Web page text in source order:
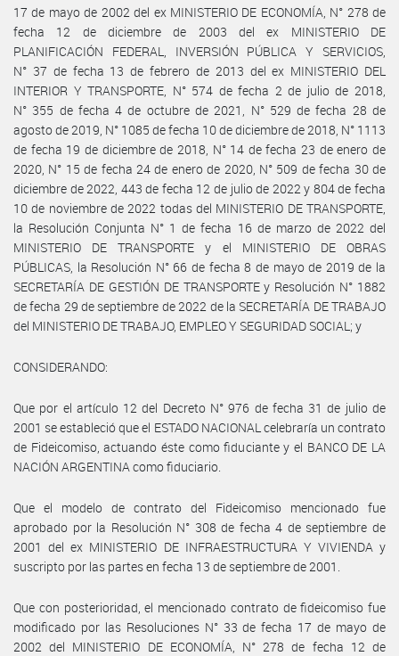
17 de mayo de 2002 del ex MINISTERIO DE ECONOMÍA, N° 278 de
fecha 12 de diciembre de 2003 del ex MINISTERIO DE
PLANIFICACIÓN FEDERAL, INVERSIÓN PÚBLICA Y SERVICIOS,
N° 37 de fecha 13 de febrero de 2013 del ex MINISTERIO DEL
INTERIOR Y TRANSPORTE, N° 574 de fecha 2 de julio de 2018,
N° 355 de fecha 4 de octubre de 2021, N° 529 de fecha 28 de
agosto de 2019, N° 1085 de fecha 10 de diciembre de 2018, N° 1113
de fecha 19 de diciembre de 2018, N° 14 de fecha 23 de enero de
2020, N° 15 de fecha 24 de enero de 2020, N° 509 de fecha 30 de
diciembre de 2022, 443 de fecha 12 de julio de 2022 y 804 de fecha
10 de noviembre de 2022 todas del MINISTERIO DE TRANSPORTE,
la Resolución Conjunta N° 1 de fecha 16 de marzo de 2022 del
MINISTERIO DE TRANSPORTE y el MINISTERIO DE OBRAS
PÚBLICAS, la Resolución N° 66 de fecha 8 de mayo de 2019 de la
SECRETARÍA DE GESTIÓN DE TRANSPORTE y Resolución N° 1882
de fecha 29 de septiembre de 2022 de la SECRETARÍA DE TRABAJO
del MINISTERIO DE TRABAJO, EMPLEO Y SEGURIDAD SOCIAL; y
CONSIDERANDO:
Que por el artículo 12 del Decreto N° 976 de fecha 31 de julio de
2001 se estableció que el ESTADO NACIONAL celebraría un contrato
de Fideicomiso, actuando éste como fiduciante y el BANCO DE LA
NACIÓN ARGENTINA como fiduciario.
Que el modelo de contrato del Fideicomiso mencionado fue
aprobado por la Resolución N° 308 de fecha 4 de septiembre de
2001 del ex MINISTERIO DE INFRAESTRUCTURA Y VIVIENDA y
suscripto por las partes en fecha 13 de septiembre de 2001.
Que con posterioridad, el mencionado contrato de fideicomiso fue
modificado por las Resoluciones N° 33 de fecha 17 de mayo de
2002 del MINISTERIO DE ECONOMÍA, N° 278 de fecha 12 de